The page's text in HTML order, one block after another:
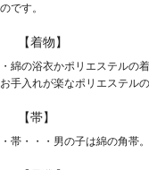
のです。
【着物】
・綿の浴衣かポリエステルの
お手入れが楽なポリエステル
【帯】
・帯・・・男の子は綿の角帯